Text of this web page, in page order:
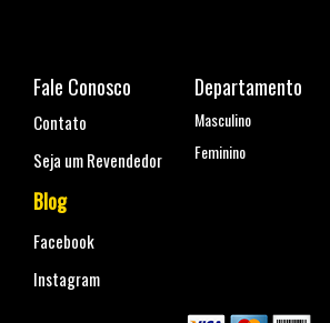
Fale Conosco
Contato
Seja um Revendedor
Blog
Facebook
Instagram
Departamento
Masculino
Feminino